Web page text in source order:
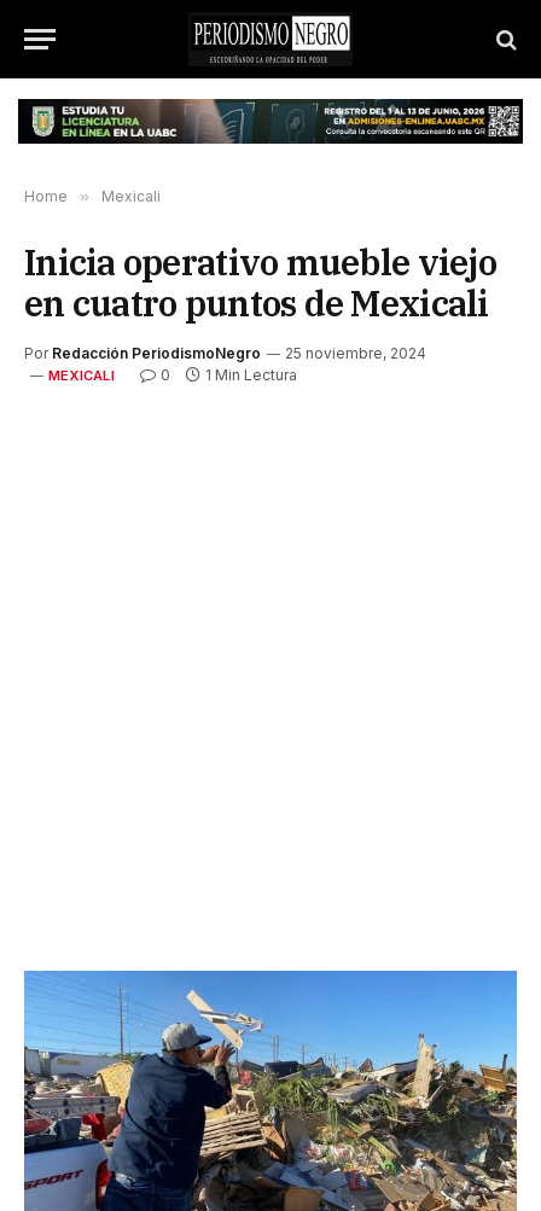
Home » Mexicali
Inicia operativo mueble viejo
en cuatro puntos de Mexicali
Por Redacción PeriodismoNegro 25 noviembre, 2024
MEXICALI 0 1 Min Lectura